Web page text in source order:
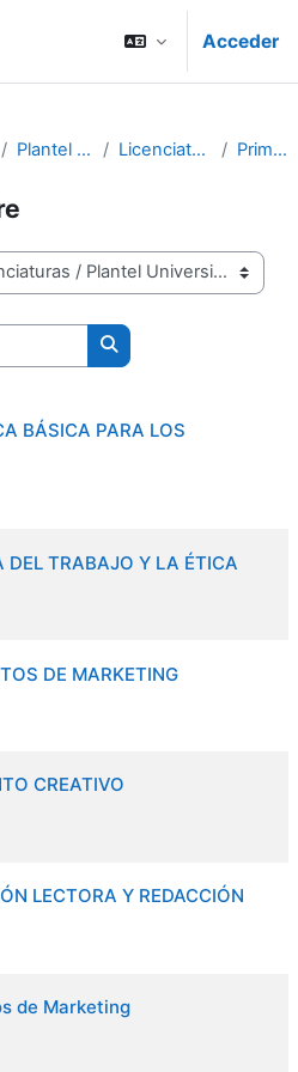
Acceder
Plantel Universidad en línea Licenciatura en Marketing Digital Primer cuatrimestre
Buscar cursos
BÁSICA PARA LOS
DEL TRABAJO Y LA ÉTICA
DE MARKETING
CREATIVO
LECTORA Y REDACCIÓN
de Marketing